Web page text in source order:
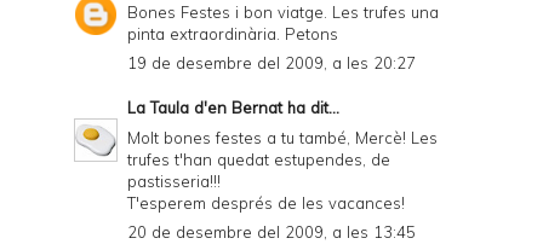
Bones Festes i bon viatge. Les trufes una
pinta extraordinària. Petons
19 de desembre del 2009, a les 20:27
La Taula d'en Bernatha dit...
Molt bones festes a tu també, Mercè! Les
trufes t'han quedat estupendes, de
pastisseria!!!
T'esperem després de les vacances!
20 de desembre del 2009, a les 13:45